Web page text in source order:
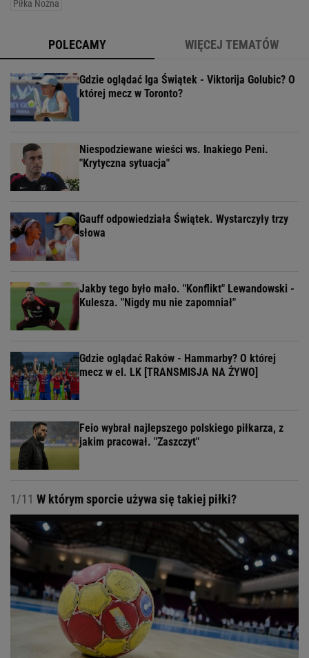
Piłka Nożna
POLECAMY WIĘCEJ TEMATÓW
Gdzie oglądać Iga Świątek - Viktorija Golubic? O
której mecz w Toronto?
Niespodziewane wieści ws. Inakiego Peni.
"Krytyczna sytuacja"
Gauff odpowiedziała Świątek. Wystarczyły trzy
słowa
Jakby tego było mało. "Konflikt" Lewandowski -
Kulesza. "Nigdy mu nie zapomniał"
Gdzie oglądać Raków - Hammarby? O której
mecz w el. LK [TRANSMISJA NA ŻYWO]
Feio wybrał najlepszego polskiego piłkarza, z
jakim pracował. "Zaszczyt"
1/11 W którym sporcie używa się takiej piłki?